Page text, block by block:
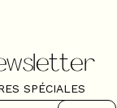
SPÉCIALES